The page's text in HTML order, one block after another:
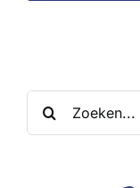
naar: